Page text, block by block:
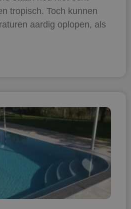
tropisch. Toch kunnen
aardig oplopen, als